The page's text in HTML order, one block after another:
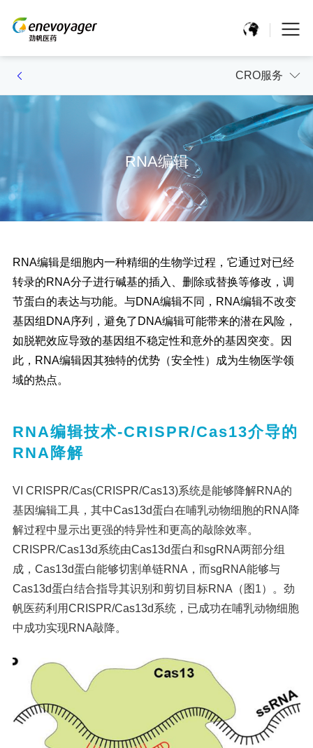
CRO服务
RNA编辑
RNA编辑是细胞内一种精细的生物学过程，它通过对已经
转录的RNA分子进行碱基的插入、删除或替换等修改，调
节蛋白的表达与功能。与DNA编辑不同，RNA编辑不改变
基因组DNA序列，避免了DNA编辑可能带来的潜在风险，
如脱靶效应导致的基因组不稳定性和意外的基因突变。因
此，RNA编辑因其独特的优势（安全性）成为生物医学领
域的热点。
RNA编辑技术-CRISPR/Cas13介导的
RNA降解
VI CRISPR/Cas(CRISPR/Cas13)系统是能够降解RNA的
基因编辑工具，其中Cas13d蛋白在哺乳动物细胞的RNA降
解过程中显示出更强的特异性和更高的敲除效率。
CRISPR/Cas13d系统由Cas13d蛋白和sgRNA两部分组
成，Cas13d蛋白能够切割单链RNA，而sgRNA能够与
Cas13d蛋白结合指导其识别和剪切目标RNA（图1）。劲
帆医药利用CRISPR/Cas13d系统，已成功在哺乳动物细胞
中成功实现RNA敲降。